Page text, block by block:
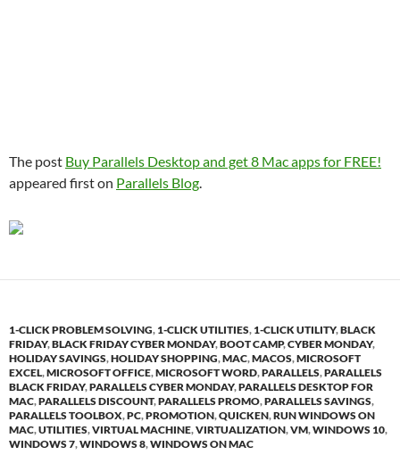
The post Buy Parallels Desktop and get 8 Mac apps for FREE!
appeared first on Parallels Blog.
1-CLICK PROBLEM SOLVING, 1-CLICK UTILITIES, 1-CLICK UTILITY,BLACK
FRIDAY,BLACK FRIDAY CYBER MONDAY,BOOT CAMP,CYBER MONDAY,
HOLIDAY SAVINGS,HOLIDAY SHOPPING,MAC,MACOS,MICROSOFT
EXCEL,MICROSOFT OFFICE,MICROSOFT WORD,PARALLELS,PARALLELS
BLACK FRIDAY,PARALLELS CYBER MONDAY,PARALLELS DESKTOP FOR
MAC,PARALLELS DISCOUNT,PARALLELS PROMO,PARALLELS SAVINGS,
PARALLELS TOOLBOX,PC,PROMOTION,QUICKEN,RUN WINDOWS ON
MAC,UTILITIES,VIRTUAL MACHINE,VIRTUALIZATION,VM,WINDOWS 10,
WINDOWS 7,WINDOWS 8,WINDOWS ON MAC